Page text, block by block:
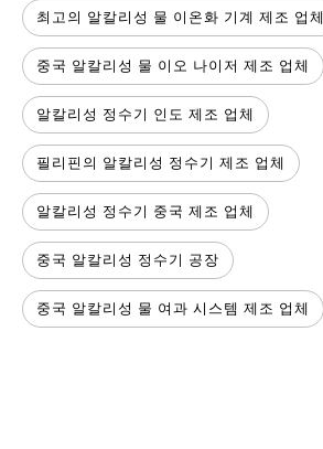
최고의 알칼리성 물 이온화 기계 제조 업체
중국 알칼리성 물 이오 나이저 제조 업체
알칼리성 정수기 인도 제조 업체
필리핀의 알칼리성 정수기 제조 업체
알칼리성 정수기 중국 제조 업체
중국 알칼리성 정수기 공장
중국 알칼리성 물 여과 시스템 제조 업체